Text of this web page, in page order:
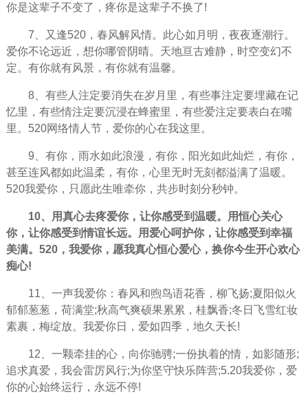
你是这辈子不变了，疼你是这辈子不换了!
7、又逢520，春风解风情。此心如月明，夜夜逐潮行。
爱你不论远近，想你哪管阴晴。天地亘古难静，时空变幻不
定。有你就有风景，有你就有温馨。
8、有些人注定要消失在岁月里，有些事注定要埋藏在记
忆里，有些情注定要沉浸在蜂蜜里，有些爱注定要表白在嘴
里。520网络情人节，爱你的心在我这里。
9、有你，雨水如此浪漫，有你，阳光如此灿烂，有你，
甚至连风都如此温柔，有你，心里无时无刻都溢满了温暖。
520我爱你，只愿此生唯牵你，共步时刻分秒钟。
10、用真心去疼爱你，让你感受到温暖。用恒心关心
你，让你感受到情谊长远。用爱心呵护你，让你感受到幸福
美满。520，我爱你，愿我真心恒心爱心，换你今生开心欢心
痴心!
11、一声我爱你：春风和煦鸟语花香，柳飞扬;夏阳似火
郁郁葱葱，荷满堂;秋高气爽硕果累累，桂飘香;冬日飞雪红妆
素裹，梅绽放。我爱你日，爱如四季，地久天长!
12、一颗牵挂的心，向你驰骋;一份执着的情，如影随形;
追求真爱，我会雷厉风行;为你坚守快乐阵营;5.20我爱你，爱
你的心始终运行，永远不停!